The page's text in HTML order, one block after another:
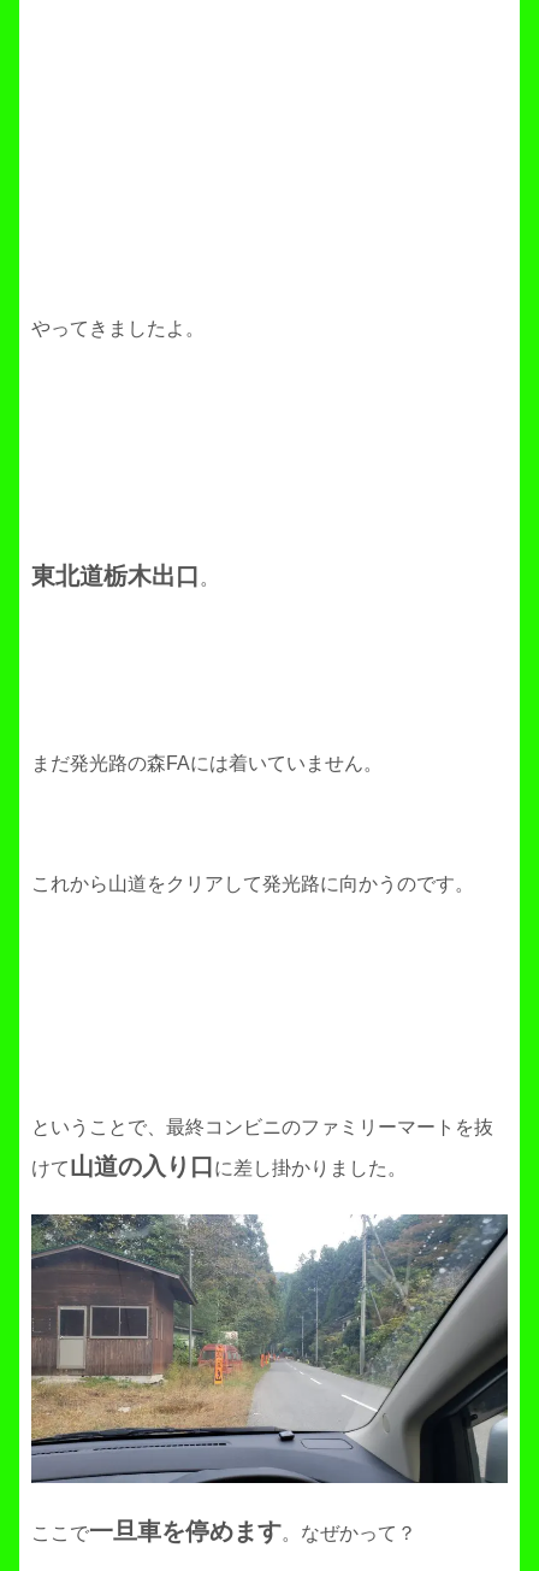
やってきましたよ。
東北道栃木出口 。
まだ発光路の森FAには着いていません。
これから山道をクリアして発光路に向かうのです。
ということで、最終コンビニのファミリーマートを抜
けて山道の入り口 に差し掛かりました。
ここで一旦車を停めます。なぜかって？